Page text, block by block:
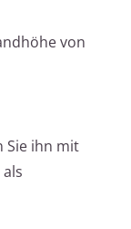
von
Sie ihn mit